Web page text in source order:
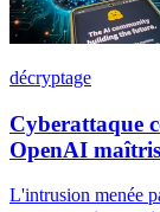
décryptage
Cyberattaque
OpenAI
L'intrusion menée